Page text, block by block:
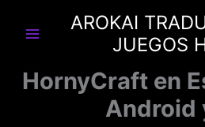
AROKAI
JUEGOS
HornyCraft en
Android